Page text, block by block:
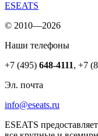
ESEATS
© 2010—2026
Наши телефоны
+7 (495) 648-4111, +7
Эл. почта
info@eseats.ru
ESEATS